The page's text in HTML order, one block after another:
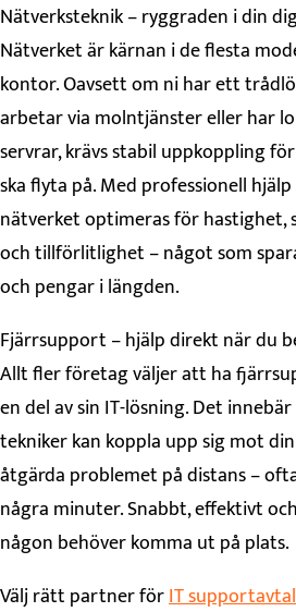
Nätverksteknik – ryggraden i din
Nätverket är kärnan i de flesta
kontor. Oavsett om ni har ett
arbetar via molntjänster eller har
servrar, krävs stabil uppkoppling
ska flyta på. Med professionell
nätverket optimeras för hastighet,
och tillförlitlighet – något som
och pengar i längden.
Fjärrsupport – hjälp direkt när du
Allt fler företag väljer att ha
en del av sin IT-lösning. Det
tekniker kan koppla upp sig mot
åtgärda problemet på distans –
några minuter. Snabbt, effektivt
någon behöver komma ut på plats.
Välj rätt partner förIT supportavtal